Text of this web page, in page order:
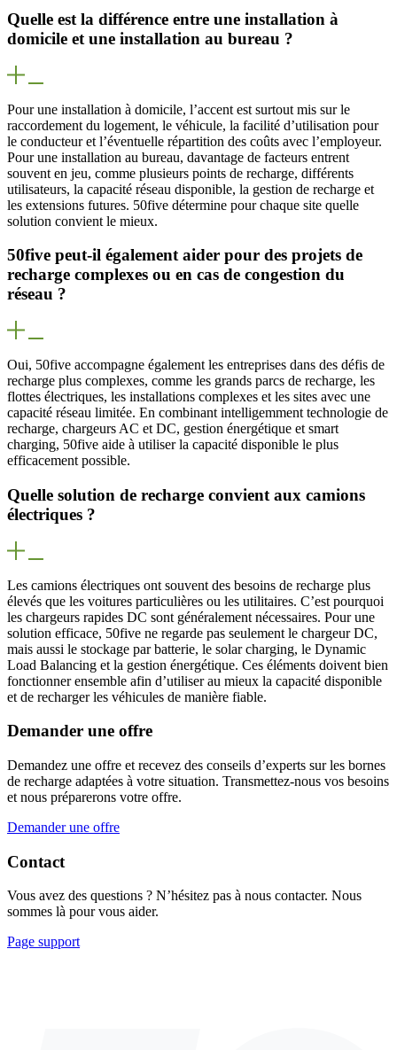
Quelle est la différence entre une installation à
domicile et une installation au bureau ?
Pour une installation à domicile, l’accent est surtout mis sur le
raccordement du logement, le véhicule, la facilité d’utilisation pour
le conducteur et l’éventuelle répartition des coûts avec l’employeur.
Pour une installation au bureau, davantage de facteurs entrent
souvent en jeu, comme plusieurs points de recharge, différents
utilisateurs, la capacité réseau disponible, la gestion de recharge et
les extensions futures. 50five détermine pour chaque site quelle
solution convient le mieux.
50five peut-il également aider pour des projets de
recharge complexes ou en cas de congestion du
réseau ?
Oui, 50five accompagne également les entreprises dans des défis de
recharge plus complexes, comme les grands parcs de recharge, les
flottes électriques, les installations complexes et les sites avec une
capacité réseau limitée. En combinant intelligemment technologie de
recharge, chargeurs AC et DC, gestion énergétique et smart
charging, 50five aide à utiliser la capacité disponible le plus
efficacement possible.
Quelle solution de recharge convient aux camions
électriques ?
Les camions électriques ont souvent des besoins de recharge plus
élevés que les voitures particulières ou les utilitaires. C’est pourquoi
les chargeurs rapides DC sont généralement nécessaires. Pour une
solution efficace, 50five ne regarde pas seulement le chargeur DC,
mais aussi le stockage par batterie, le solar charging, le Dynamic
Load Balancing et la gestion énergétique. Ces éléments doivent bien
fonctionner ensemble afin d’utiliser au mieux la capacité disponible
et de recharger les véhicules de manière fiable.
Demander une offre
Demandez une offre et recevez des conseils d’experts sur les bornes
de recharge adaptées à votre situation. Transmettez-nous vos besoins
et nous préparerons votre offre.
Demander une offre
Contact
Vous avez des questions ? N’hésitez pas à nous contacter. Nous
sommes là pour vous aider.
Page support